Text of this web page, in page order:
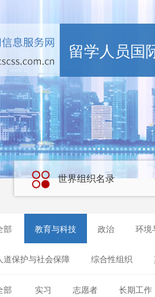
留学人员国
世界组织名录
部 教育与科技 政治 环境
道保护与社会保障 综合性组织
部 实习 志愿者 长期工作